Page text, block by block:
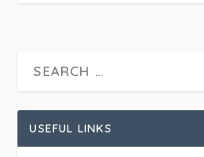
USEFUL LINKS